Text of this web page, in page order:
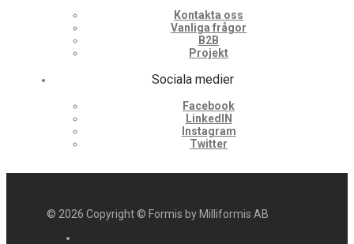
Kontakta oss
Vanliga frågor
B2B
Projekt
Sociala medier
Facebook
LinkedIN
Instagram
Twitter
© 2026 Copyright © Formis by Milliformis AB